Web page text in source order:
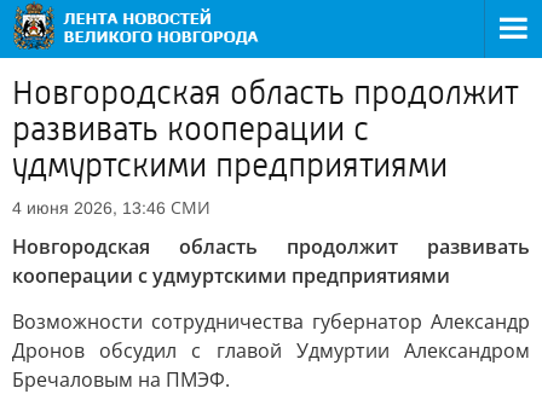
Новгородская область продолжит
развивать кооперации с
удмуртскими предприятиями
4 июня 2026, 13:46 СМИ
Новгородская область продолжит развивать
кооперации с удмуртскими предприятиями
Возможности сотрудничества губернатор Александр
Дронов обсудил с главой Удмуртии Александром
Бречаловым на ПМЭФ.